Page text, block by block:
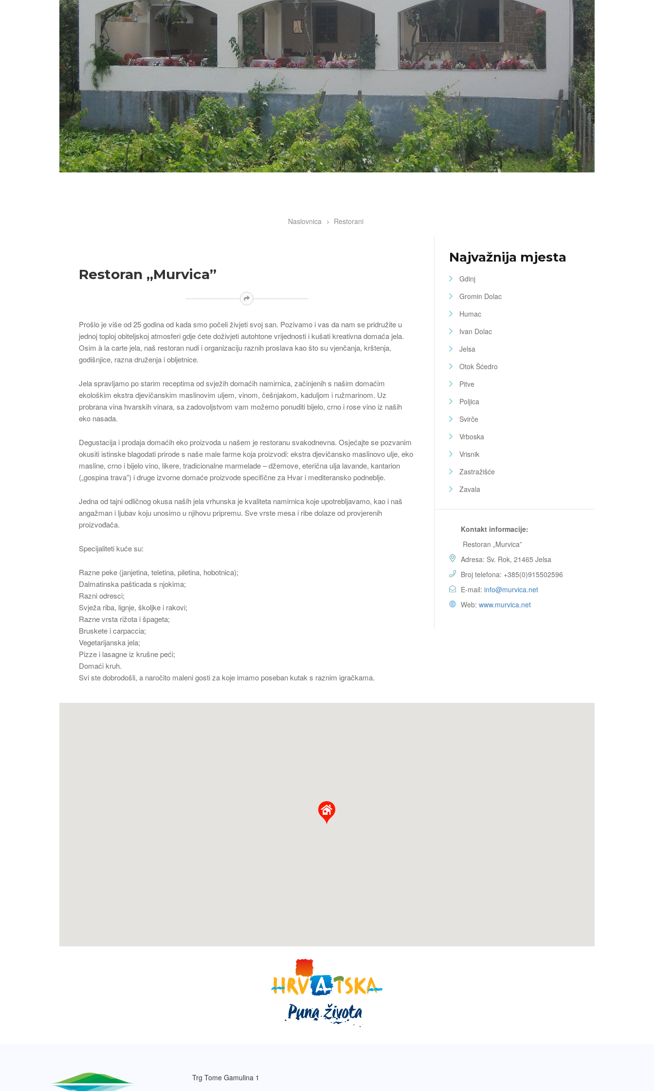
Naslovnica Restorani
Restoran „Murvica”
Prošlo je više od 25 godina od kada smo počeli živjeti svoj san. Pozivamo i vas da nam se pridružite u
jednoj toploj obiteljskoj atmosferi gdje ćete doživjeti autohtone vrijednosti i kušati kreativna domaća jela.
Osim à la carte jela, naš restoran nudi i organizaciju raznih proslava kao što su vjenčanja, krštenja,
godišnjice, razna druženja i obljetnice.
Jela spravljamo po starim receptima od svježih domaćih namirnica, začinjenih s našim domaćim
ekološkim ekstra djevičanskim maslinovim uljem, vinom, češnjakom, kaduljom i ružmarinom. Uz
probrana vina hvarskih vinara, sa zadovoljstvom vam možemo ponuditi bijelo, crno i rose vino iz naših
eko nasada.
Degustacija i prodaja domaćih eko proizvoda u našem je restoranu svakodnevna. Osjećajte se pozvanim
okusiti istinske blagodati prirode s naše male farme koja proizvodi: ekstra djevičansko maslinovo ulje, eko
masline, crno i bijelo vino, likere, tradicionalne marmelade – džemove, eterična ulja lavande, kantarion
(„gospina trava”) i druge izvorne domaće proizvode specifične za Hvar i mediteransko podneblje.
Jedna od tajni odličnog okusa naših jela vrhunska je kvaliteta namirnica koje upotrebljavamo, kao i naš
angažman i ljubav koju unosimo u njihovu pripremu. Sve vrste mesa i ribe dolaze od provjerenih
proizvođača.
Specijaliteti kuće su:
Razne peke (janjetina, teletina, piletina, hobotnica);
Dalmatinska pašticada s njokima;
Razni odresci;
Svježa riba, lignje, školjke i rakovi;
Razne vrsta rižota i špageta;
Bruskete i carpaccia;
Vegetarijanska jela;
Pizze i lasagne iz krušne peći;
Domaći kruh.
Svi ste dobrodošli, a naročito maleni gosti za koje imamo poseban kutak s raznim igračkama.
Najvažnija mjesta
Gdinj
Gromin Dolac
Humac
Ivan Dolac
Jelsa
Otok Šćedro
Pitve
Poljica
Svirče
Vrboska
Vrisnik
Zastražišće
Zavala
Kontakt informacije:
Restoran „Murvica”
Adresa: Sv. Rok, 21465 Jelsa
Broj telefona: +385(0)915502596
E-mail: info@murvica.net
Web: www.murvica.net
Trg Tome Gamulina 1